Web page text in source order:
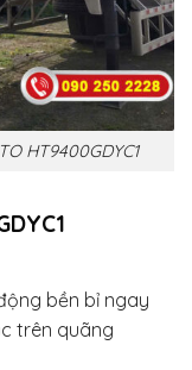
HT9400GDYC1
bền bỉ ngay
trên quãng